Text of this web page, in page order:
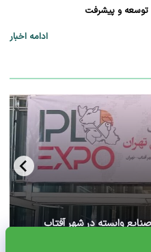
و پیشرفت
ادامه اخبار
وابسته در شهر آفتاب